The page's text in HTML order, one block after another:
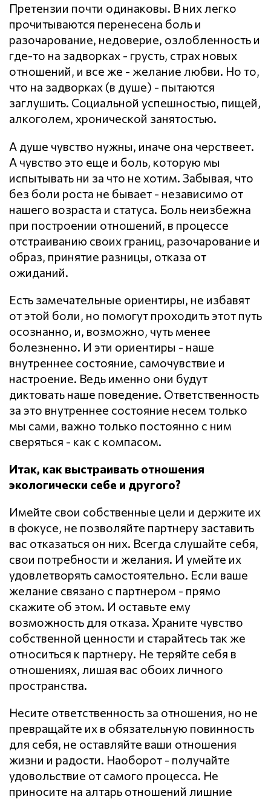
Претензии почти одинаковы. В них легко
прочитываются перенесена боль и
разочарование, недоверие, озлобленность и
где-то на задворках - грусть, страх новых
отношений, и все же - желание любви. Но то,
что на задворках (в душе) - пытаются
заглушить. Социальной успешностью, пищей,
алкоголем, хронической занятостью.
А душе чувство нужны, иначе она черствеет.
А чувство это еще и боль, которую мы
испытывать ни за что не хотим. Забывая, что
без боли роста не бывает - независимо от
нашего возраста и статуса. Боль неизбежна
при построении отношений, в процессе
отстраиванию своих границ, разочарование и
образ, принятие разницы, отказа от
ожиданий.
Есть замечательные ориентиры, не избавят
от этой боли, но помогут проходить этот путь
осознанно, и, возможно, чуть менее
болезненно. И эти ориентиры - наше
внутреннее состояние, самочувствие и
настроение. Ведь именно они будут
диктовать наше поведение. Ответственность
за это внутреннее состояние несем только
мы сами, важно только постоянно с ним
сверяться - как с компасом.
Итак, как выстраивать отношения
экологически себе и другого?
Имейте свои собственные цели и держите их
в фокусе, не позволяйте партнеру заставить
вас отказаться он них. Всегда слушайте себя,
свои потребности и желания. И умейте их
удовлетворять самостоятельно. Если ваше
желание связано с партнером - прямо
скажите об этом. И оставьте ему
возможность для отказа. Храните чувство
собственной ценности и старайтесь так же
относиться к партнеру. Не теряйте себя в
отношениях, лишая вас обоих личного
пространства.
Несите ответственность за отношения, но не
превращайте их в обязательную повинность
для себя, не оставляйте ваши отношения
жизни и радости. Наоборот - получайте
удовольствие от самого процесса. Не
приносите на алтарь отношений лишние